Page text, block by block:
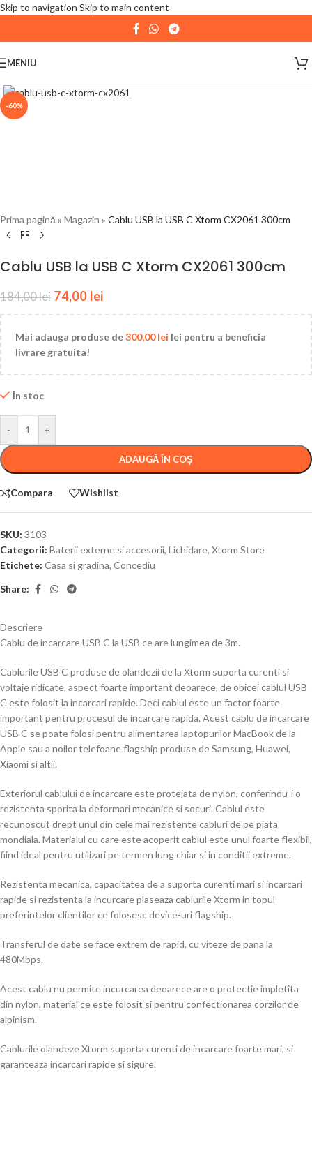
Skip to navigation Skip to main content
| 📦 Program livrari|In perioada11 August - 18
August,
expediate. Va multumim pentru intelegere!
MENIU
-60%
Prima pagină » Magazin » Cablu USB la USB C Xtorm CX2061 300cm
Cablu USB la USB C Xtorm CX2061 300cm
184,00lei 74,00 lei
Mai adauga produse de300,00lei lei pentru a beneficia
livrare gratuita!
În stoc
- +
ADAUGĂ ÎN COȘ
Compara Wishlist
SKU: 3103
Categorii: Baterii externe si accesorii, Lichidare, Xtorm Store
Etichete: Casa si gradina, Concediu
Share:
Descriere
Cablu de incarcare USB C la USB ce are lungimea de 3m.
Cablurile USB C produse de olandezii de la Xtorm suporta curenti si
voltaje ridicate, aspect foarte important deoarece, de obicei cablul USB
C este folosit la incarcari rapide. Deci cablul este un factor foarte
important pentru procesul de incarcare rapida. Acest cablu de incarcare
USB C se poate folosi pentru alimentarea laptopurilor MacBook de la
Apple sau a noilor telefoane flagship produse de Samsung, Huawei,
Xiaomi si altii.
Exteriorul cablului de incarcare este protejata de nylon, conferindu-i o
rezistenta sporita la deformari mecanice si socuri. Cablul este
recunoscut drept unul din cele mai rezistente cabluri de pe piata
mondiala. Materialul cu care este acoperit cablul este unul foarte flexibil,
fiind ideal pentru utilizari pe termen lung chiar si in conditii extreme.
Rezistenta mecanica, capacitatea de a suporta curenti mari si incarcari
rapide si rezistenta la incurcare plaseaza cablurile Xtorm in topul
preferintelor clientilor ce folosesc device-uri flagship.
Transferul de date se face extrem de rapid, cu viteze de pana la
480Mbps.
Acest cablu nu permite incurcarea deoarece are o protectie impletita
din nylon, material ce este folosit si pentru confectionarea corzilor de
alpinism.
Cablurile olandeze Xtorm suporta curenti de incarcare foarte mari, si
garanteaza incarcari rapide si sigure.